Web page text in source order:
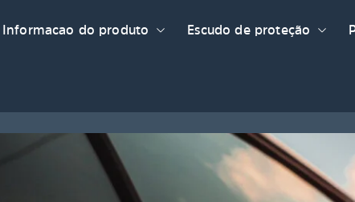
Informacao do produto Escudo de proteção